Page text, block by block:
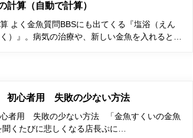
計算（自動で計算）
よく金魚質問BBSにも出てくる『塩浴（えん
）』。病気の治療や、新しい金魚を入れると…
初心者用 失敗の少ない方法
者用 失敗の少ない方法 「金魚すくいの金魚
聞くたびに悲しくなる店長ぷに…